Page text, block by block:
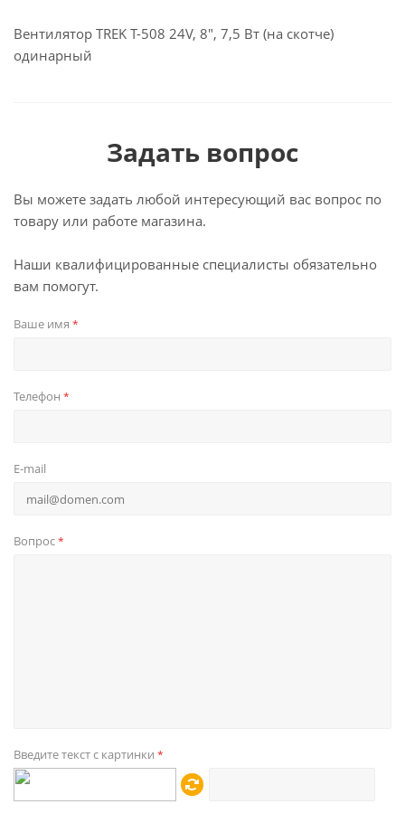
Вентилятор TREK Т-508 24V, 8", 7,5 Вт (на скотче)
одинарный
Задать вопрос
Вы можете задать любой интересующий вас вопрос по
товару или работе магазина.
Наши квалифицированные специалисты обязательно
вам помогут.
Ваше имя *
Телефон *
E-mail
Вопрос*
Введите текст с картинки *